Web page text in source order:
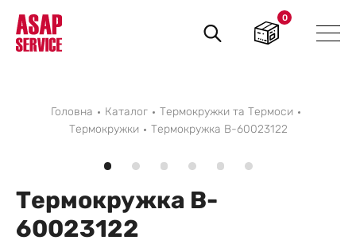
Пошук
товарів
0
Головна Каталог
Термокружки та Термоси
Термокружки
Термокружка B-60023122
Термокружка B-
60023122